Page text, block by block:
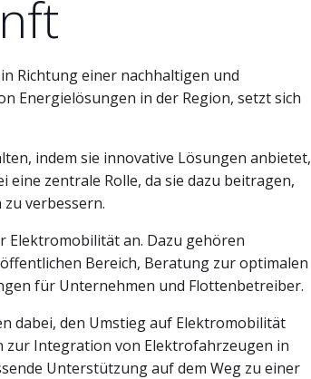
Richtung einer nachhaltigen und
Energielösungen in der Region, setzt sich
indem sie innovative Lösungen anbietet,
zentrale Rolle, da sie dazu beitragen,
verbessern.
Elektromobilität an. Dazu gehören
Bereich, Beratung zur optimalen
für Unternehmen und Flottenbetreiber.
dabei, den Umstieg auf Elektromobilität
zur Integration von Elektrofahrzeugen in
Unterstützung auf dem Weg zu einer